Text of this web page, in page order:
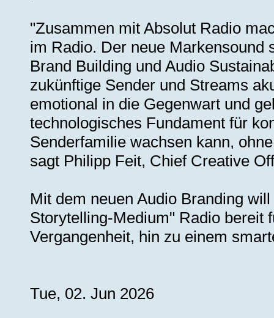
"Zusammen mit Absolut Radio
im Radio. Der neue Markensound
Brand Building und Audio
zukünftige Sender und Streams
emotional in die Gegenwart und
technologisches Fundament für
Senderfamilie wachsen kann,
sagt Philipp Feit, Chief Creative
Mit dem neuen Audio Branding
Storytelling-Medium" Radio bereit
Vergangenheit, hin zu einem
Tue, 02. Jun 2026